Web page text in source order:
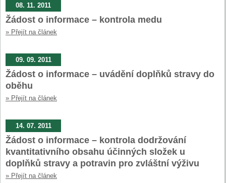
08. 11. 2011
Žádost o informace – kontrola medu
» Přejít na článek
09. 09. 2011
Žádost o informace – uvádění doplňků stravy do
oběhu
» Přejít na článek
14. 07. 2011
Žádost o informace – kontrola dodržování
kvantitativního obsahu účinných složek u
doplňků stravy a potravin pro zvláštní výživu
» Přejít na článek